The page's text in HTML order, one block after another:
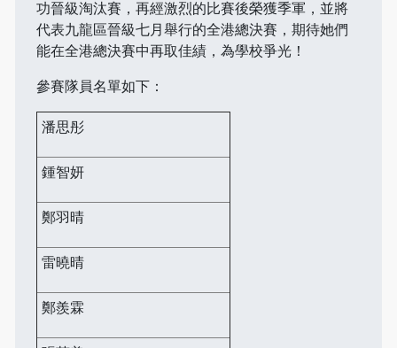
功晉級淘汰賽，再經激烈的比賽後榮獲季軍，並將
代表九龍區晉級七月舉行的全港總決賽，期待她們
能在全港總決賽中再取佳績，為學校爭光！
參賽隊員名單如下：
潘思彤
鍾智妍
鄭羽晴
雷曉晴
鄭羨霖